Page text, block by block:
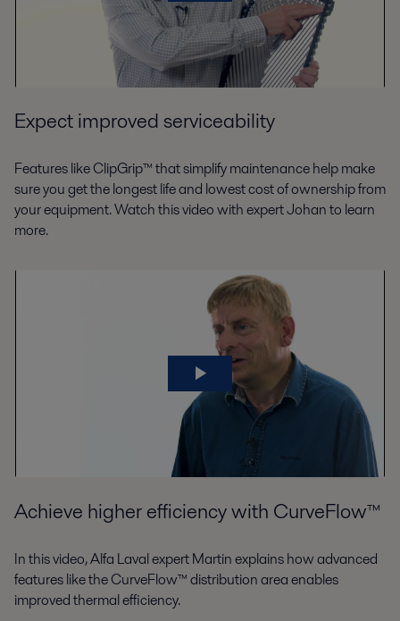
Expect improved serviceability
Features like ClipGrip™ that simplify maintenance help make
sure you get the longest life and lowest cost of ownership from
your equipment. Watch this video with expert Johan to learn
more.
Achieve higher efficiency with CurveFlow™
In this video, Alfa Laval expert Martin explains how advanced
features like the CurveFlow™ distribution area enables
improved thermal efficiency.